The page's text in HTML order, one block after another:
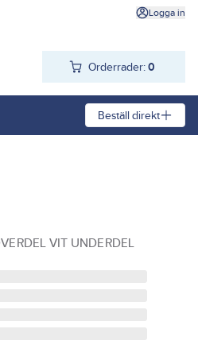
Logga in
Orderrader: 0
Beställ direkt
VIT UNDERDEL